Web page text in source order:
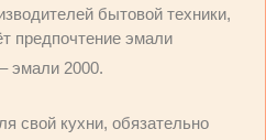
бытовой техники,
предпочтение эмали
– эмали 2000.
свой кухни, обязательно